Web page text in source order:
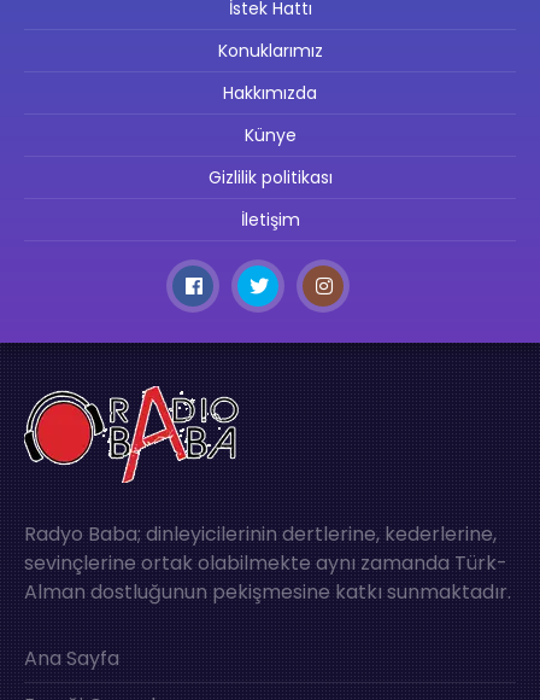
İstek Hattı
Konuklarımız
Hakkımızda
Künye
Gizlilik politikası
İletişim
Radyo Baba; dinleyicilerinin dertlerine, kederlerine,
sevinçlerine ortak olabilmekte aynı zamanda Türk-
Alman dostluğunun pekişmesine katkı sunmaktadır.
Ana Sayfa